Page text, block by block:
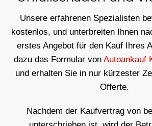
Unsere erfahrenen Spezialisten
kostenlos, und unterbreiten Ihnen
erstes Angebot für den Kauf Ihres
dazu das Formular von Autoankauf
und erhalten Sie in nur kürzester
Offerte.
Nachdem der Kaufvertrag von